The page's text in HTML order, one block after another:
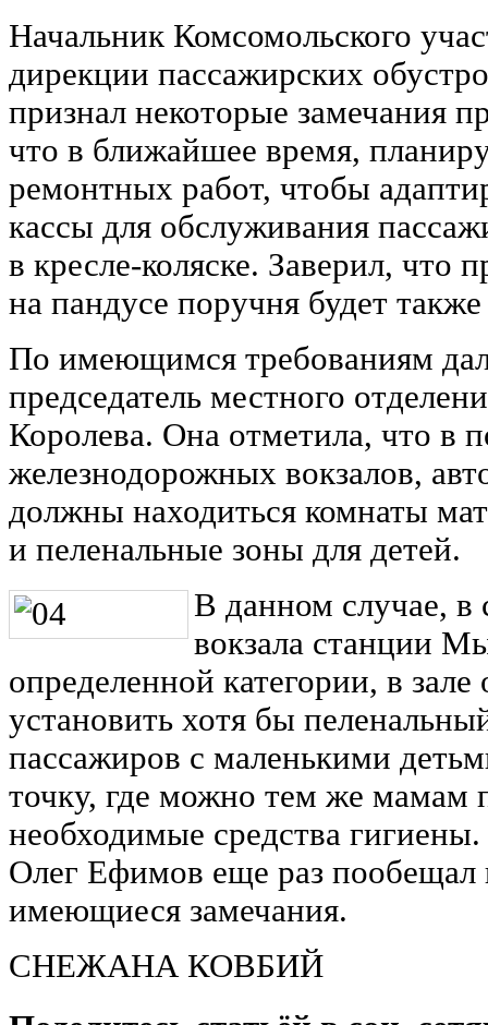
Начальник Комсомольского
дирекции пассажирских
признал некоторые замечания
что в ближайшее время,
ремонтных работ, чтобы
кассы для обслуживания
в кресле-коляске. Заверил, что
на пандусе поручня будет
По имеющимся требованиям
председатель местного
Королева. Она отметила, что в
железнодорожных вокзалов,
должны находиться комнаты
и пеленальные зоны для детей.
В данном случае, в
вокзала станции
определенной категории, в
установить хотя бы
пассажиров с маленькими
точку, где можно тем же мамам
необходимые средства
Олег Ефимов еще раз пообещал
имеющиеся замечания.
СНЕЖАНА КОВБИЙ